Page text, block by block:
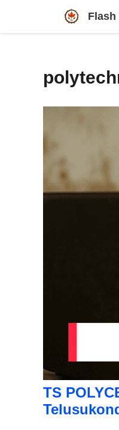
content
Flash
TS